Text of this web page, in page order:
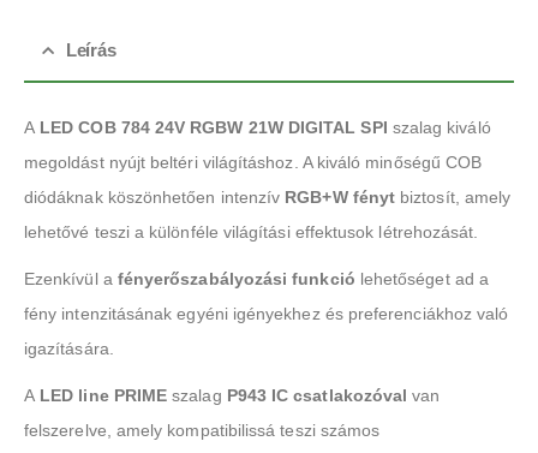
Leírás
A LED COB 784 24V RGBW 21W DIGITAL SPI szalag kiváló
megoldást nyújt beltéri világításhoz. A kiváló minőségű COB
diódáknak köszönhetően intenzív RGB+W fényt biztosít, amely
lehetővé teszi a különféle világítási effektusok létrehozását.
Ezenkívül a fényerőszabályozási funkció lehetőséget ad a
fény intenzitásának egyéni igényekhez és preferenciákhoz való
igazítására.
A LED line PRIME szalag P943 IC csatlakozóval van
felszerelve, amely kompatibilissá teszi számos